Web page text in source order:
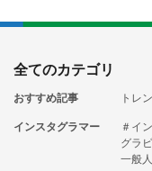
全てのカテゴリ
おすすめ記事 トレ
インスタグラマー
＃イ
グラ
一般人